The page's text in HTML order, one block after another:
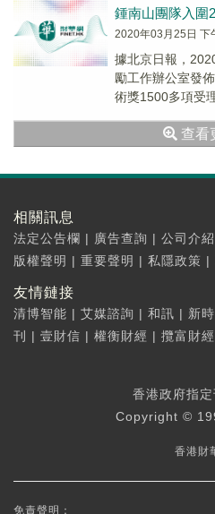
化解決方...
鍾南山團隊入圍
2020年03月25日 下
據北京日報，
勵工作辦公室發
術獎1500多項受
查看
相關訊息
法定公告欄 | 廣告查詢 | 公司介紹
版權聲明 | 重要聲明 | 私隱政策 |
友情鏈接
清博智能 | 艾媒諮詢 | 和訊 | 新
刊
| 壹財信 | 權衡財經 | 攬富財經
香港政府指
Copyright ©
香港財
免責聲明：